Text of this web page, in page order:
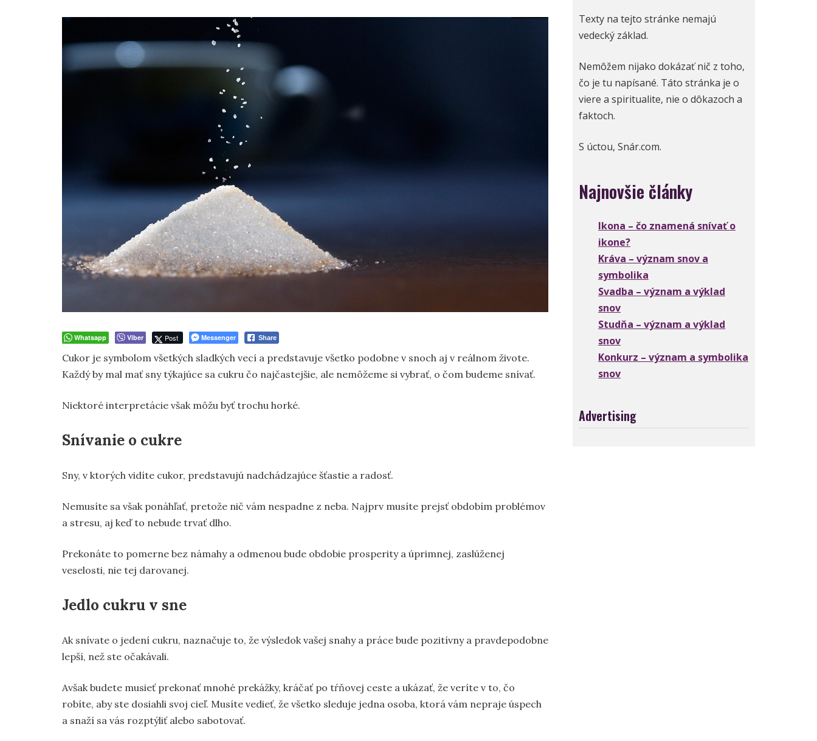
Whatsapp Viber Post Messenger Share
Cukor je symbolom všetkých sladkých vecí a predstavuje všetko podobne v snoch aj v reálnom živote.
Každý by mal mať sny týkajúce sa cukru čo najčastejšie, ale nemôžeme si vybrať, o čom budeme snívať.
Niektoré interpretácie však môžu byť trochu horké.
Snívanie o cukre
Sny, v ktorých vidíte cukor, predstavujú nadchádzajúce šťastie a radosť.
Nemusíte sa však ponáhľať, pretože nič vám nespadne z neba. Najprv musíte prejsť obdobím problémov
a stresu, aj keď to nebude trvať dlho.
Prekonáte to pomerne bez námahy a odmenou bude obdobie prosperity a úprimnej, zaslúženej
veselosti, nie tej darovanej.
Jedlo cukru v sne
Ak snívate o jedení cukru, naznačuje to, že výsledok vašej snahy a práce bude pozitívny a pravdepodobne
lepší, než ste očakávali.
Avšak budete musieť prekonať mnohé prekážky, kráčať po tŕňovej ceste a ukázať, že veríte v to, čo
robíte, aby ste dosiahli svoj cieľ. Musíte vedieť, že všetko sleduje jedna osoba, ktorá vám nepraje úspech
a snaží sa vás rozptýliť alebo sabotovať.
Texty na tejto stránke nemajú
vedecký základ.
Nemôžem nijako dokázať nič z toho,
čo je tu napísané. Táto stránka je o
viere a spiritualite, nie o dôkazoch a
faktoch.
S úctou, Snár.com.
Najnovšie články
Ikona – čo znamená snívať o
ikone?
Kráva – význam snov a
symbolika
Svadba – význam a výklad
snov
Studňa – význam a výklad
snov
Konkurz – význam a symbolika
snov
Advertising